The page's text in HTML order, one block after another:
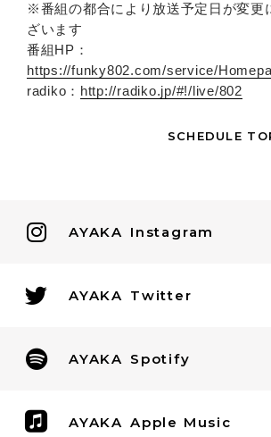
※番組の都合により放送予定日が変更
ざいます
番組HP：
https://funky802.com/service/
radiko： http://radiko.jp/#!/live/802
SCHEDULE
AYAKA Instagram
AYAKA Twitter
AYAKA Spotify
AYAKA Apple Music